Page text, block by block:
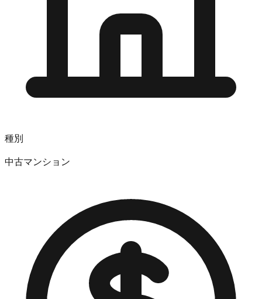
種別
中古マンション